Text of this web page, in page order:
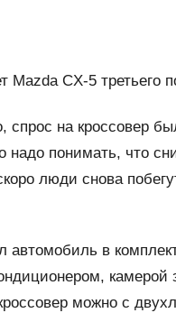
CX-5 третьего
на кроссовер
понимать, что
люди снова
в
можно с